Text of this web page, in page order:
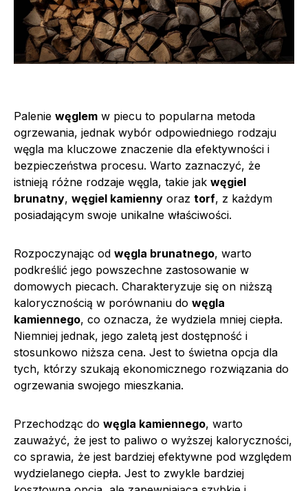
Palenie węglem w piecu to popularna metoda
ogrzewania, jednak wybór odpowiedniego rodzaju
węgla ma kluczowe znaczenie dla efektywności i
bezpieczeństwa procesu. Warto zaznaczyć, że
istnieją różne rodzaje węgla, takie jak węgiel
brunatny, węgiel kamienny oraz torf, z każdym
posiadającym swoje unikalne właściwości.
Rozpoczynając od węgla brunatnego, warto
podkreślić jego powszechne zastosowanie w
domowych piecach. Charakteryzuje się on niższą
kalorycznością w porównaniu do węgla
kamiennego, co oznacza, że wydziela mniej ciepła.
Niemniej jednak, jego zaletą jest dostępność i
stosunkowo niższa cena. Jest to świetna opcja dla
tych, którzy szukają ekonomicznego rozwiązania do
ogrzewania swojego mieszkania.
Przechodząc do węgla kamiennego, warto
zauważyć, że jest to paliwo o wyższej kaloryczności,
co sprawia, że jest bardziej efektywne pod względem
wydzielanego ciepła. Jest to zwykle bardziej